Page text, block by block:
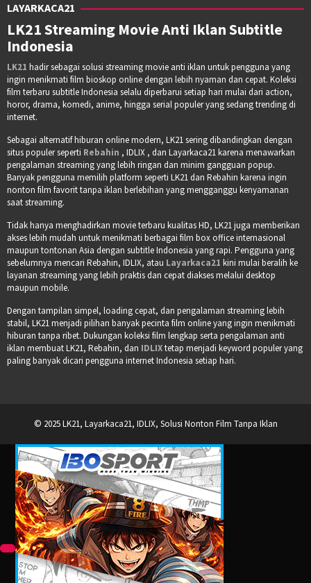
LAYARKACA21
LK21 Streaming Movie Anti Iklan Subtitle
Indonesia
LK21 hadir sebagai solusi streaming movie anti iklan untuk pengguna yang
ingin menikmati film bioskop online dengan lebih nyaman dan cepat. Koleksi
film terbaru subtitle Indonesia selalu diperbarui setiap hari mulai dari action,
horor, drama, komedi, anime, hingga serial populer yang sedang trending di
internet.
Sebagai alternatif hiburan online modern, LK21 sering dibandingkan dengan
situs populer seperti Rebahin , IDLIX , dan Layarkaca21 karena menawarkan
pengalaman streaming yang lebih ringan dan minim gangguan popup.
Banyak pengguna memilih platform seperti LK21 dan Rebahin karena ingin
nonton film favorit tanpa iklan berlebihan yang mengganggu kenyamanan
saat streaming.
Tidak hanya menghadirkan movie terbaru kualitas HD, LK21 juga memberikan
akses lebih mudah untuk menikmati berbagai film box office internasional
maupun tontonan Asia dengan subtitle Indonesia yang rapi. Pengguna yang
sebelumnya mencari Rebahin, IDLIX, atau Layarkaca21 kini mulai beralih ke
layanan streaming yang lebih praktis dan cepat diakses melalui desktop
maupun mobile.
Dengan tampilan simpel, loading cepat, dan pengalaman streaming lebih
stabil, LK21 menjadi pilihan banyak pecinta film online yang ingin menikmati
hiburan tanpa ribet. Dukungan koleksi film lengkap serta pengalaman anti
iklan membuat LK21, Rebahin, dan IDLIXtetap menjadi keyword populer yang
paling banyak dicari pengguna internet Indonesia setiap hari.
© 2025 LK21, Layarkaca21, IDLIX, Solusi Nonton Film Tanpa Iklan